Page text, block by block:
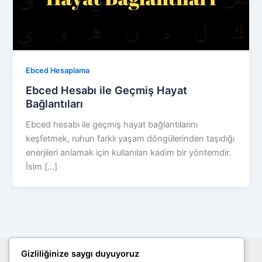
Ebced Hesaplama
Ebced Hesabı ile Geçmiş Hayat
Bağlantıları
Ebced hesabı ile geçmiş hayat bağlantılarını
keşfetmek, ruhun farklı yaşam döngülerinden taşıdığı
enerjileri anlamak için kullanılan kadim bir yöntemdir.
İsim […]
Site Haritası
Gizliliğinize saygı duyuyoruz